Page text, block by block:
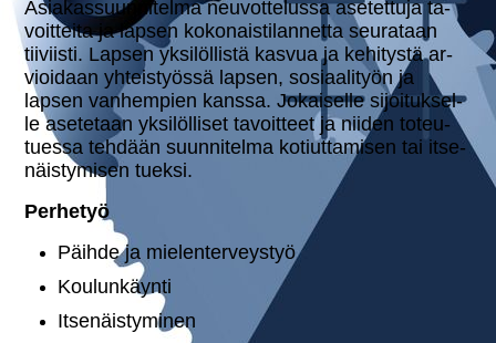
Asia­kas­suun­ni­tel­ma neu­vot­te­lus­sa ase­tet­tu­ja ta­
voit­tei­ta ja lapsen koko­nais­ti­lan­net­ta seurataan
tiiviisti. Lapsen yk­si­löl­lis­tä kasvua ja kehitystä ar­
vioi­daan yh­teis­työs­sä lapsen, so­si­aa­li­työn ja
lapsen van­hem­pien kanssa. Jo­kai­sel­le si­joi­tuk­sel­
le asetetaan yk­si­löl­li­set ta­voit­teet ja niiden to­teu­
tues­sa tehdään suun­ni­tel­ma ko­tiut­ta­mi­sen tai it­se­
näis­ty­mi­sen tueksi.
Perhetyö
Päihde ja mie­len­ter­veys­työ
Kou­lun­käyn­ti
It­se­näis­ty­mi­nen